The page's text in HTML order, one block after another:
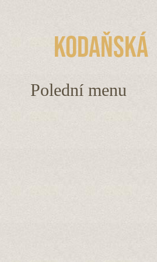
Kodaňská
Polední menu